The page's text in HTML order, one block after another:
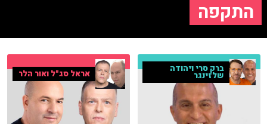
התקפה
ברק סרי ויהודה
שלזינגר אראל סג"ל ואור הלר